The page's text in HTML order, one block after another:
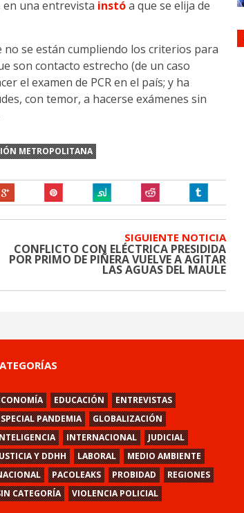
una entrevista instóa que se elija de
se están cumpliendo los criterios para
son contacto estrecho (de un caso
el examen de PCR en el país; y ha
con temor, a hacerse exámenes sin
METROPOLITANA
SIGUIENTE NOTICIA
CONFLICTO CON ELÉCTRICA PRESIDIDA
POR PRIMO DE PIÑERA VUELVE A AGITAR
LAS AGUAS DEL MAULE
EDUCACIÓN
ENTREVISTAS
PANDEMIA
GLOBALIZACIÓN
INTERNACIONAL
JUDICIAL
Y DDHH
LABORAL
MEDIO AMBIENTE
PACOLEAKS PROBIDAD
REGIONES
CATEGORÍA
VIOLENCIA POLICIAL